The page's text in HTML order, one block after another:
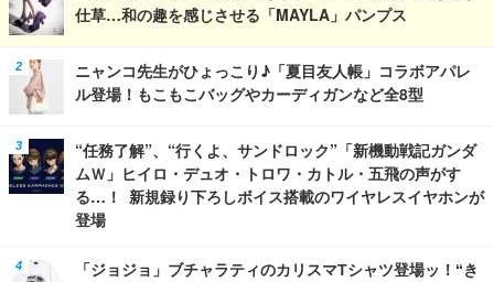
仕草…和の趣を感じさせる「MAYLA」パンプス
ニャンコ先生がひょっこり♪「夏目友人帳」コラボアパレ
ル登場！もこもこバッグやカーディガンなど全8型
“任務了解”、“行くよ、サンドロック”「新機動戦記ガンダ
ムＷ」ヒイロ・デュオ・トロワ・カトル・五飛の声がす
る…！ 新規録り下ろしボイス搭載のワイヤレスイヤホンが
登場
「ジョジョ」ブチャラティのカリスマTシャツ登場ッ！“き